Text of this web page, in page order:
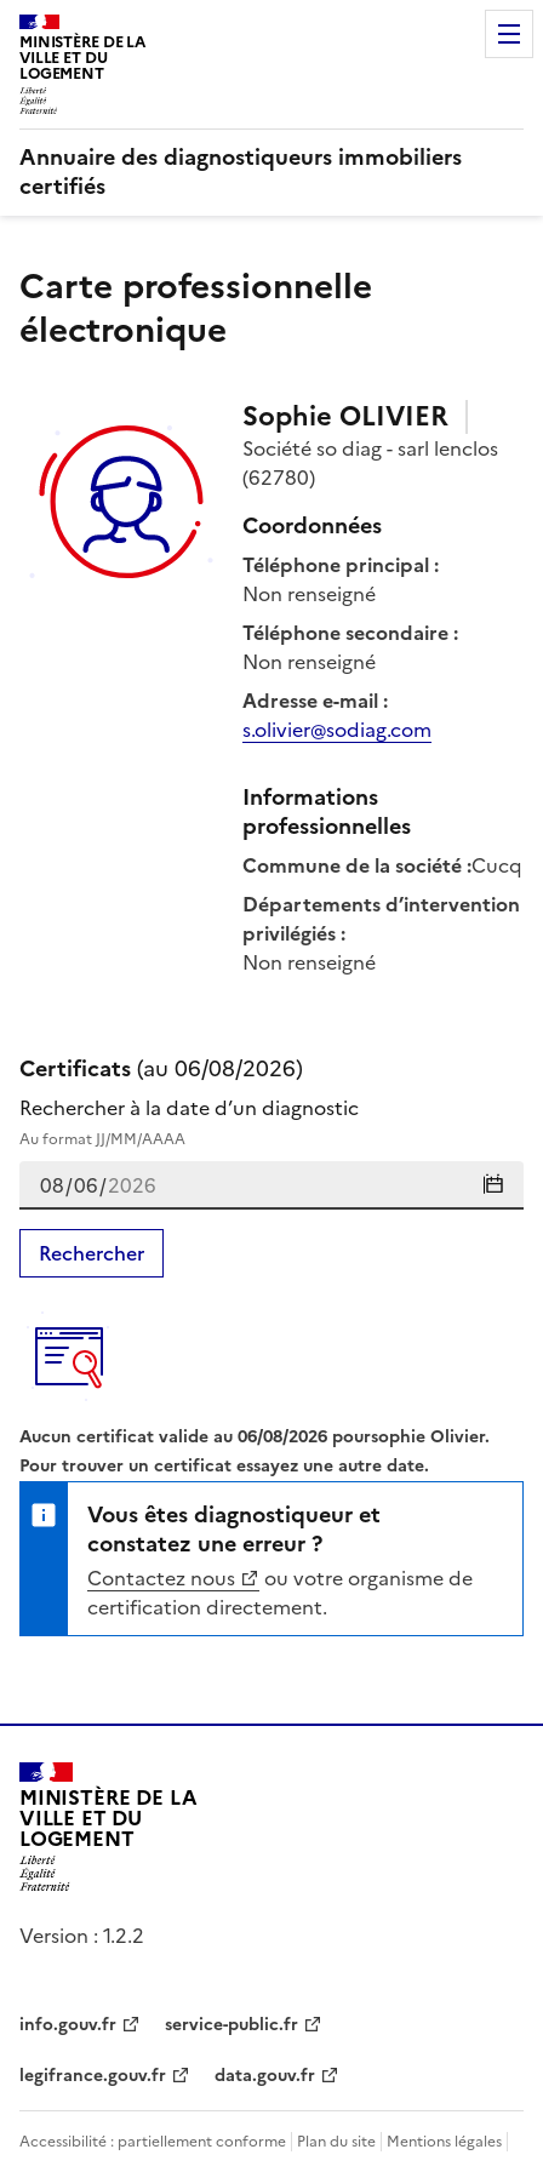
MINISTÈRE DE LA
VILLE ET DU
LOGEMENT
Annuaire des diagnostiqueurs immobiliers
certifiés
Carte professionnelle
électronique
Sophie OLIVIER
Sociétéso diag - sarl lenclos
(62780)
Coordonnées
Téléphone principal:
Non renseigné
Téléphone secondaire:
Non renseigné
Adresse e-mail:
s.olivier@sodiag.com
Informations
professionnelles
Commune de la société:Cucq
Départements d’intervention
privilégiés:
Non renseigné
Certificats(au 06/08/2026)
Rechercher à la date d’un diagnostic
Au format JJ/MM/AAAA
Rechercher
Aucun certificat valide au06/08/2026 pourSophieOlivier.
Pour trouver un certificat essayez une autre date.
Vous êtes diagnostiqueur et
constatez une erreur ?
Contactez nous
ou votre organisme de
certification directement.
MINISTÈRE DE LA
VILLE ET DU
LOGEMENT
Version : 1.2.2
info.gouv.fr
service-public.fr
legifrance.gouv.fr
data.gouv.fr
Accessibilité : partiellement conforme Plan du site Mentions légales